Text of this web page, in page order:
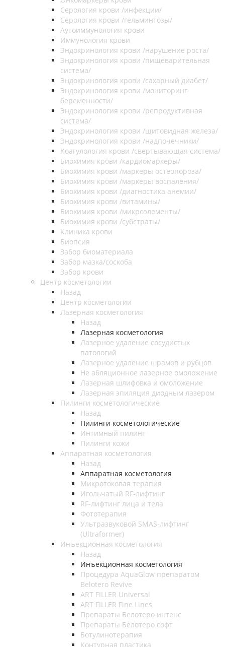
Серология крови /инфекции/
Серология крови /гельминтозы/
Аутоиммунология крови
Иммунология крови
Эндокринология крови /нарушение роста/
Эндокринология крови /пищеварительная
система/
Эндокринология крови /сахарный диабет/
Эндокринология крови /мониторинг
беременности/
Эндокринология крови /репродуктивная
система/
Эндокринология крови /щитовидная железа/
Эндокринология крови /надпочечники/
Коагулология крови /свертывающая система/
Биохимия крови /кардиомаркеры/
Биохимия крови /маркеры остеопороза/
Биохимия крови /маркеры воспаления/
Биохимия крови /диагностика анемии/
Биохимия крови /витамины/
Биохимия крови /микроэлементы/
Биохимия крови /субстраты/
Клиника крови
Биопсия
Забор биоматериала
Забор мазка/соскоба
Забор крови
Центр косметологии
Назад
Центр косметологии
Лазерная косметология
Назад
Лазерная косметология
Лазерное удаление сосудистых
патологий
Лазерное удаление шрамов и рубцов
Не абляционное лазерное омоложение
Лазерная шлифовка и омоложение
Лазерная эпиляция диодным лазером
Пилинги косметологические
Назад
Пилинги косметологические
Интимный пилинг
Пилинги кожи
Аппаратная косметология
Назад
Аппаратная косметология
Микротоковая терапия
Игольчатый RF-лифтинг
RF-лифтинг лица и тела
Фототерапия
Ультразвуковой SMAS-лифтинг
(Ultraformer)
Инъекционная косметология
Назад
Инъекционная косметология
Процедура AquaGlow препаратом
Belotero Revive
ART FILLER Universal
ART FILLER Fine Lines
Препараты Белотеро интенс
Препараты Белотеро софт
Ботулинотерапия
Контурная пластика